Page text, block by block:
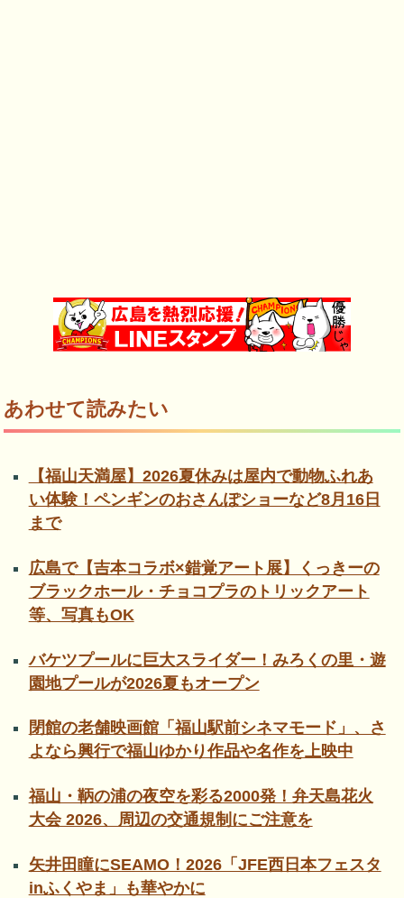
あわせて読みたい
【福山天満屋】2026夏休みは屋内で動物ふれあ
い体験！ペンギンのおさんぽショーなど8月16日
まで
広島で【吉本コラボ×錯覚アート展】くっきーの
ブラックホール・チョコプラのトリックアート
等、写真もOK
バケツプールに巨大スライダー！みろくの里・遊
園地プールが2026夏もオープン
閉館の老舗映画館「福山駅前シネマモード」、さ
よなら興行で福山ゆかり作品や名作を上映中
福山・鞆の浦の夜空を彩る2000発！弁天島花火
大会 2026、周辺の交通規制にご注意を
矢井田瞳にSEAMO！2026「JFE西日本フェスタ
inふくやま」も華やかに